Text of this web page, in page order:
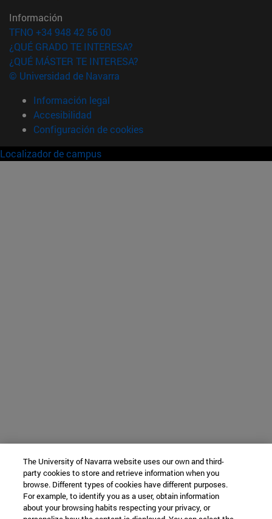
Información
TFNO +34 948 42 56 00
¿QUÉ GRADO TE INTERESA?
¿QUÉ MÁSTER TE INTERESA?
© Universidad de Navarra
Información legal
Accesibilidad
Configuración de cookies
Localizador de campus
The University of Navarra website uses our own and third-
party cookies to store and retrieve information when you
browse. Different types of cookies have different purposes.
For example, to identify you as a user, obtain information
about your browsing habits respecting your privacy, or